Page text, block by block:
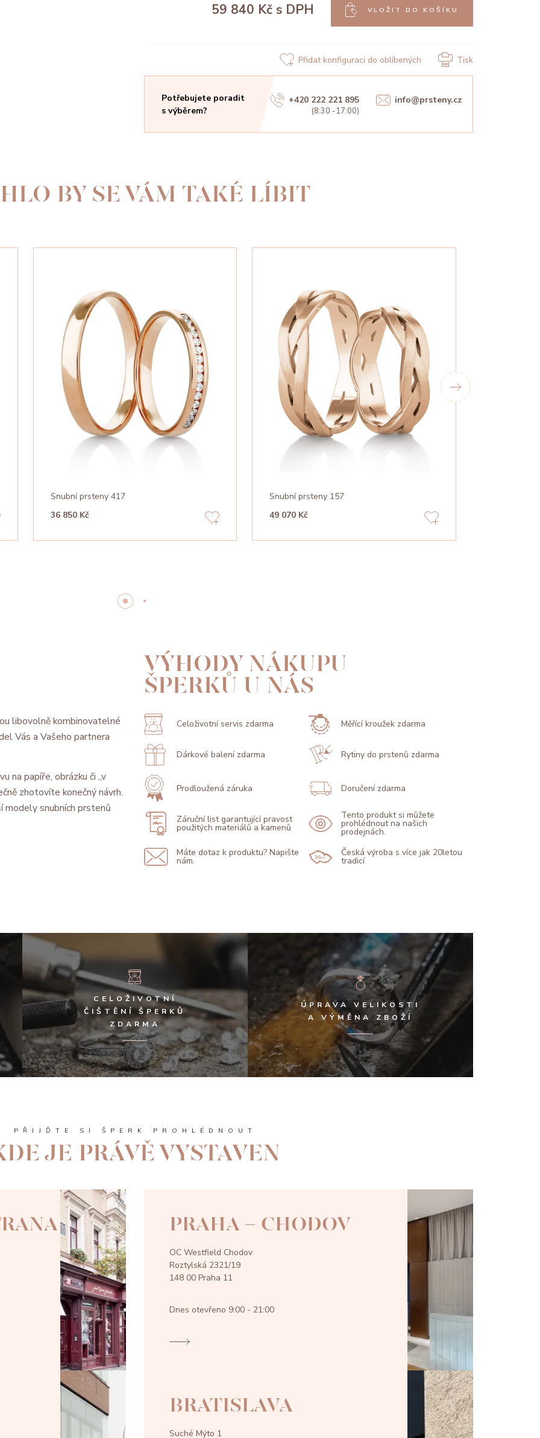
59 840 Kč s DPH VLOŽIT DO KOŠÍKU
Přidat konfiguraci do oblíbených Tisk
Potřebujete poradit
s výběrem?
+420 222 221 895
(8:30 -17:00)
info@prsteny.cz
BY SE VÁM TAKÉ LÍBIT
Snubní prsteny 417
36 850 Kč
Snubní prsteny 157
49 070 Kč
libovolně kombinovatelné
Vás a Vašeho partnera
na papíře, obrázku či „v
zhotovíte konečný návrh.
modely snubních prstenů
VÝHODY NÁKUPU
ŠPERKŮ U NÁS
Celoživotní servis zdarma Měřící kroužek zdarma
Dárkové balení zdarma Rytiny do prstenů zdarma
Prodloužená záruka Doručení zdarma
Záruční list garantující pravost
použitých materiálů a kamenů
Tento produkt si můžete
prohlédnout na našich
prodejnách.
Máte dotaz k produktu? Napište
nám.
Česká výroba s více jak 20letou
tradicí
CELOŽIVOTNÍ
ČIŠTĚNÍ ŠPERKŮ
ZDARMA
ÚPRAVA VELIKOSTI
A VÝMĚNA ZBOŽÍ
PŘIJĎTE SI ŠPERK PROHLÉDNOUT
JE PRÁVĚ VYSTAVEN
PRAHA - CHODOV
OC Westfield Chodov
Roztylská 2321/19
148 00 Praha 11
Dnes otevřeno 9:00 - 21:00
BRATISLAVA
Suché Mýto 1